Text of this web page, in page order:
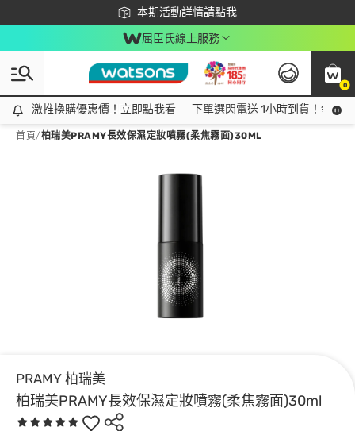
本期活動詳情請點我
下載app最高回饋$350
屈臣氏線上服務
0
激推換購優惠價！立即點我看
激推換購優惠價！立即點我看 下單選閃電送 1小時到貨！領神
首頁/柏瑞美PRAMY長效保濕定妝噴霧(柔焦霧面)30ML
PRAMY 柏瑞美
柏瑞美PRAMY長效保濕定妝噴霧(柔焦霧面)30ml